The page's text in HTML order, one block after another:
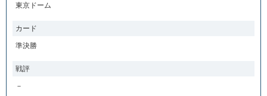
東京ドーム
カード
準決勝
戦評
－